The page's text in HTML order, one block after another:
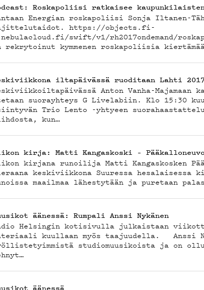
Roskapoliisi ratkaisee
Energian roskapoliisi Sonja Iltanen-
https://objects.fi-
swift/v1/rh2017ondemand/
rekrytoinut kymmenen roskapoliisia
iltapäivässä ruoditaan Lahti
Anton Vanha-Majamaan
suorayhteys G Livelabiin. Klo 15:30
Trio Lento -yhtyeen
kun…
kirja: Matti Kangaskoski –
kirjana runoilija Matti Kangaskosken
keskiviikkona Suuressa hesalaisessa
maailmaa lähestytään ja puretaan
äänessä: Rumpali Anssi Nykänen
Helsingin kotisivulla julkaistaan
kuullaan myös taajuudella. Anssi
studiomuusikoista ja on